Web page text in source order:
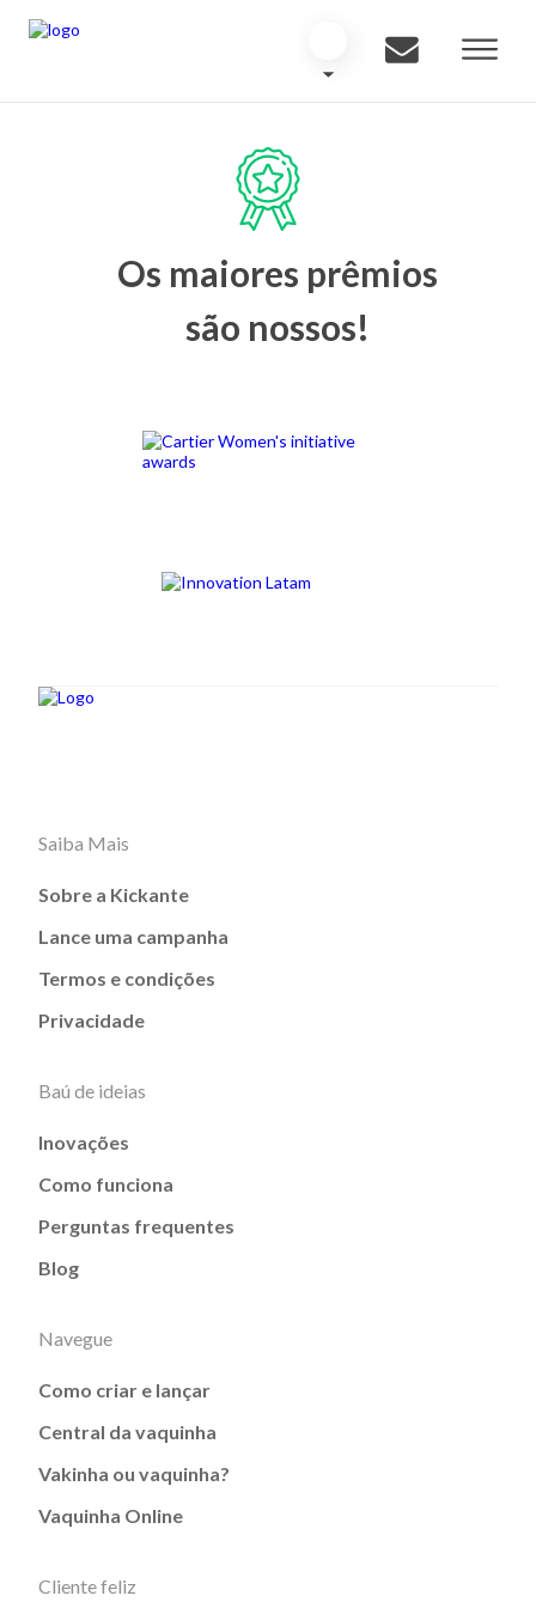
Os maiores prêmios
são nossos!
Saiba Mais
Sobre a Kickante
Lance uma campanha
Termos e condições
Privacidade
Baú de ideias
Inovações
Como funciona
Perguntas frequentes
Blog
Navegue
Como criar e lançar
Central da vaquinha
Vakinha ou vaquinha?
Vaquinha Online
Cliente feliz